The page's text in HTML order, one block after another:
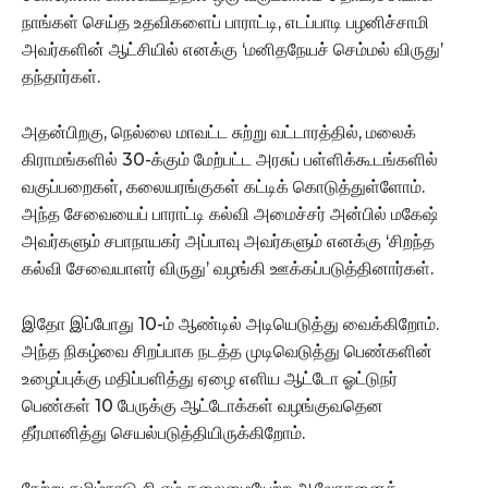
நாங்கள் செய்த உதவிகளைப் பாராட்டி, எடப்பாடி பழனிச்சாமி
அவர்களின் ஆட்சியில் எனக்கு ‘மனிதநேயச் செம்மல் விருது’
தந்தார்கள்.
அதன்பிறகு, நெல்லை மாவட்ட சுற்று வட்டாரத்தில், மலைக்
கிராமங்களில் 30-க்கும் மேற்பட்ட அரசுப் பள்ளிக்கூடங்களில்
வகுப்பறைகள், கலையரங்குகள் கட்டிக் கொடுத்துள்ளோம்.
அந்த சேவையைப் பாராட்டி கல்வி அமைச்சர் அன்பில் மகேஷ்
அவர்களும் சபாநாயகர் அப்பாவு அவர்களும் எனக்கு ‘சிறந்த
கல்வி சேவையாளர் விருது’ வழங்கி ஊக்கப்படுத்தினார்கள்.
இதோ இப்போது 10-ம் ஆண்டில் அடியெடுத்து வைக்கிறோம்.
அந்த நிகழ்வை சிறப்பாக நடத்த முடிவெடுத்து பெண்களின்
உழைப்புக்கு மதிப்பளித்து ஏழை எளிய ஆட்டோ ஓட்டுநர்
பெண்கள் 10 பேருக்கு ஆட்டோக்கள் வழங்குவதென
தீர்மானித்து செயல்படுத்தியிருக்கிறோம்.